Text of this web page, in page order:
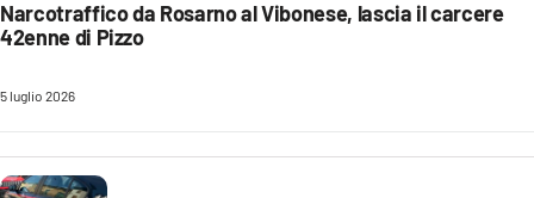
Narcotraffico da Rosarno al Vibonese, lascia il carcere
42enne di Pizzo
5 luglio 2026